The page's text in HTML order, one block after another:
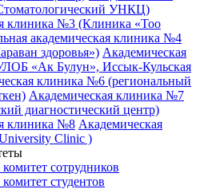
УНКЦ)
клиника №3 (Клиника «Тоо
академическая клиника №4
здоровья») Академическая
«Ак Булун», Иссык-Кульская
клиника №6 (региональный
Академическая клиника №7
диагностический центр)
клиника №8 Академическая
Clinic )
сотрудников
студентов